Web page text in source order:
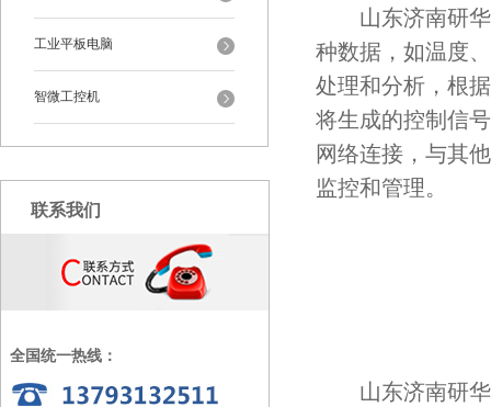
工业平板电脑
智微工控机
联系我们
全国统一热线：
山东济南研华
种数据，如温度
处理和分析，根
将生成的控制信
网络连接，与其
监控和管理。
山东济南研华